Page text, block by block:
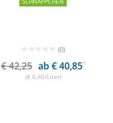
(0)
€ 42,25 ab € 40,851
(€ 8,40/Liter)